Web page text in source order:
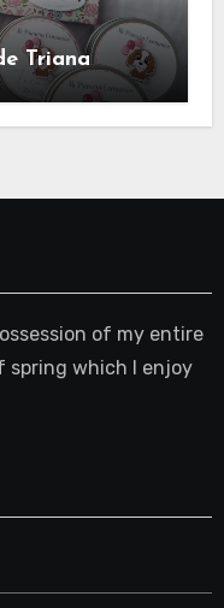
Triana
of my entire
spring which I enjoy